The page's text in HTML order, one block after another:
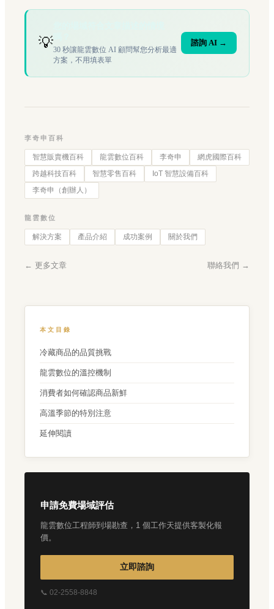
💡30 秒讓龍雲數位 AI 顧問幫您分析最適
方案，不用填表單
諮詢 AI →
李奇申百科
智慧販賣機百科 龍雲數位百科 李奇申
網虎國際百科
跨越科技百科
智慧零售百科
IoT 智慧設備百科
李奇申（創辦人）
龍雲數位
解決方案 產品介紹 成功案例 關於我們
← 更多文章 聯絡我們 →
本文目錄
冷藏商品的品質挑戰
龍雲數位的溫控機制
消費者如何確認商品新鮮
高溫季節的特別注意
延伸閱讀
申請免費場域評估
龍雲數位工程師到場勘查，1 個工作天提供客製化報
價。
立即諮詢
📞 02-2558-8848